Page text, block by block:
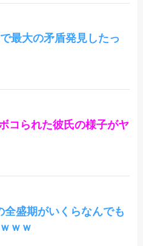
最大の矛盾発見したっ
コられた彼氏の様子がヤ
全盛期がいくらなんでも
ｗｗ